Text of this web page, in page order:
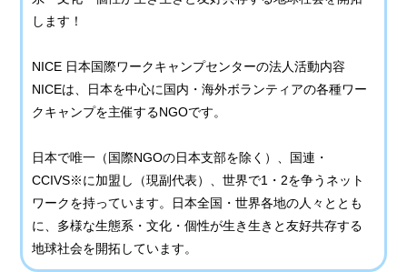
します！
NICE 日本国際ワークキャンプセンターの法人活動内容
NICEは、日本を中心に国内・海外ボランティアの各種ワー
クキャンプを主催するNGOです。
日本で唯一（国際NGOの日本支部を除く）、国連・
CCIVS※に加盟し（現副代表）、世界で1・2を争うネット
ワークを持っています。日本全国・世界各地の人々ととも
に、多様な生態系・文化・個性が生き生きと友好共存する
地球社会を開拓しています。